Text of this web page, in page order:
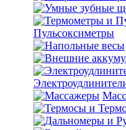
Пульсоксиметры